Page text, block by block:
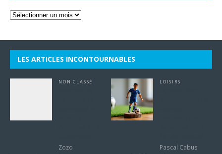
LES ARTICLES INCONTOURNABLES
NON CLASSÉ
Zozo
LOISIRS
Pascal Cabus